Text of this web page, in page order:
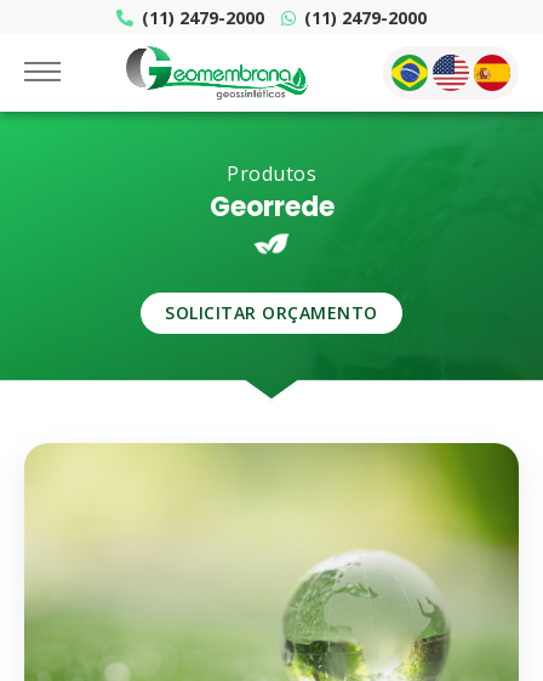
(11) 2479-2000 (11) 2479-2000
Produtos
Georrede
SOLICITAR ORÇAMENTO